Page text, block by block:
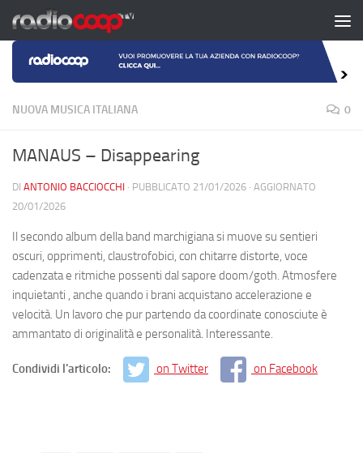
Salta al contenuto
NUOVA MUSICA ITALIANA 0
MANAUS – Disappearing
DI ANTONIO BACCIOCCHI · PUBBLICATO 21/01/2026 · AGGIORNATO
20/01/2026
Il secondo album della band marchigiana si muove su sentieri
oscuri, opprimenti, claustrofobici, con chitarre distorte, voce
cadenzata e ritmiche possenti dal sapore doom/goth. Atmosfere
inquietanti , anche quando i brani acquistano accelerazione e
velocità. Un lavoro che pur partendo da coordinate conosciute è
ammantato di originalità e personalità. Interessante.
Condividi l'articolo: on Twitter on Facebook